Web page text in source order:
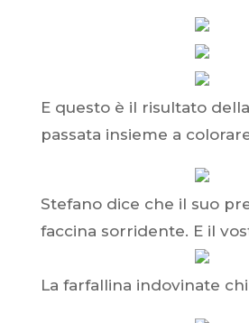
E questo è il risultato
passata insieme a
Stefano dice che il suo
faccina sorridente. E il
La farfallina indovinate chi